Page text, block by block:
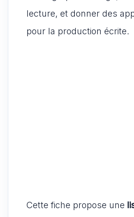
lecture, et donner des
pour la production écrite.
Cette fiche propose une